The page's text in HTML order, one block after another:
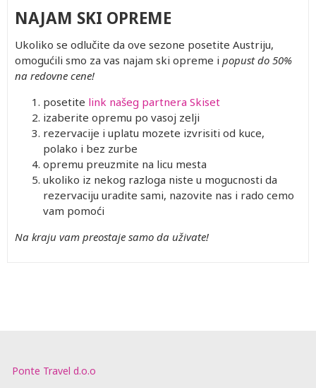
NAJAM SKI OPREME
Ukoliko se odlučite da ove sezone posetite Austriju,
omogućili smo za vas najam ski opreme i popust do 50%
na redovne cene!
posetite link našeg partnera Skiset
izaberite opremu po vasoj zelji
rezervacije i uplatu mozete izvrisiti od kuce,
polako i bez zurbe
opremu preuzmite na licu mesta
ukoliko iz nekog razloga niste u mogucnosti da
rezervaciju uradite sami, nazovite nas i rado cemo
vam pomoći
Na kraju vam preostaje samo da uživate!
Ponte Travel d.o.o